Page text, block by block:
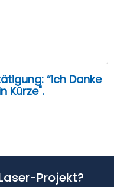
“ich Danke
Kürze".
Projekt?